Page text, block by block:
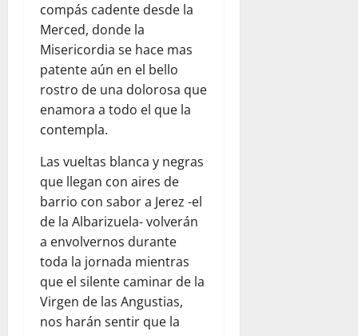
compás cadente desde la
Merced, donde la
Misericordia se hace mas
patente aún en el bello
rostro de una dolorosa que
enamora a todo el que la
contempla.
Las vueltas blanca y negras
que llegan con aires de
barrio con sabor a Jerez -el
de la Albarizuela- volverán
a envolvernos durante
toda la jornada mientras
que el silente caminar de la
Virgen de las Angustias,
nos harán sentir que la